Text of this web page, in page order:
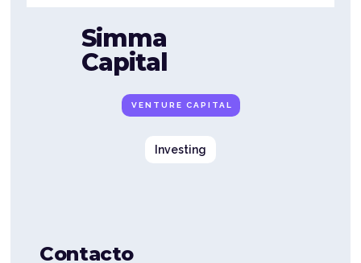
Simma
Capital
VENTURE CAPITAL
Investing
Contacto